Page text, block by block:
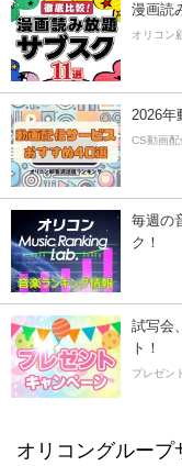
漫画読
オリコン
2026年
CS動画
毎週の
ク！
試写会
ト！
プレゼン
オリコングループ